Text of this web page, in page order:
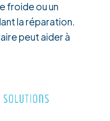
froide ou un
la réparation.
peut aider à